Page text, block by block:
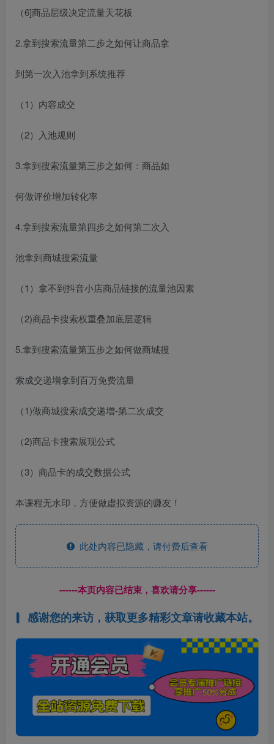
（6]商品层级决定流量天花板
2.拿到搜索流量第二步之如何让商品拿
到第一次入池拿到系统推荐
（1）内容成交
（2）入池规则
3.拿到搜索流量第三步之如何：商品如
何做评价增加转化率
4.拿到搜索流量第四步之如何第二次入
池拿到商城搜索流量
（1）拿不到抖音小店商品链接的流量池因素
（2)商品卡搜索权重叠加底层逻辑
5.拿到搜索流量第五步之如何做商城搜
索成交递增拿到百万免费流量
（1)做商城搜索成交递增-第二次成交
（2)商品卡搜索展现公式
（3）商品卡的成交数据公式
本课程无水印，方便做虚拟资源的赚友！
此处内容已隐藏，请付费后查看
------本页内容已结束，喜欢请分享------
感谢您的来访，获取更多精彩文章请收藏本站。